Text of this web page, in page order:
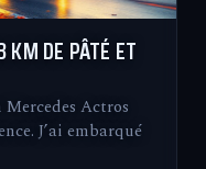
KM DE PÂTÉ ET
Mercedes Actros
J’ai embarqué